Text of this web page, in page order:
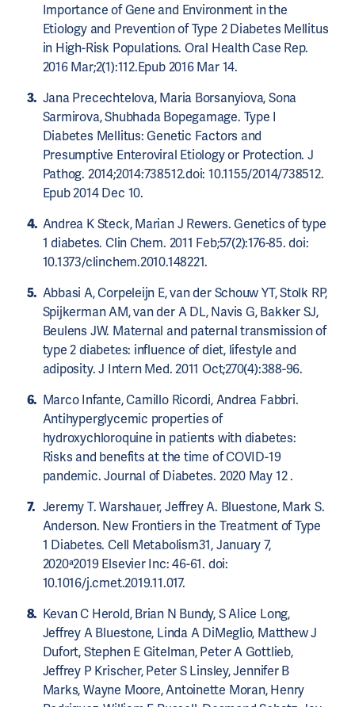
Importance of Gene and Environment in the
Etiology and Prevention of Type 2 Diabetes Mellitus
in High-Risk Populations. Oral Health Case Rep.
2016 Mar;2(1):112.Epub 2016 Mar 14.
Jana Precechtelova, Maria Borsanyiova, Sona
Sarmirova, Shubhada Bopegamage. Type I
Diabetes Mellitus: Genetic Factors and
Presumptive Enteroviral Etiology or Protection. J
Pathog. 2014;2014:738512.doi: 10.1155/2014/738512.
Epub 2014 Dec 10.
Andrea K Steck, Marian J Rewers. Genetics of type
1 diabetes. Clin Chem. 2011 Feb;57(2):176-85. doi:
10.1373/clinchem.2010.148221.
Abbasi A, Corpeleijn E, van der Schouw YT, Stolk RP,
Spijkerman AM, van der A DL, Navis G, Bakker SJ,
Beulens JW. Maternal and paternal transmission of
type 2 diabetes: influence of diet, lifestyle and
adiposity. J Intern Med. 2011 Oct;270(4):388-96.
Marco Infante, Camillo Ricordi, Andrea Fabbri.
Antihyperglycemic properties of
hydroxychloroquine in patients with diabetes:
Risks and benefits at the time of COVID-19
pandemic. Journal of Diabetes. 2020 May 12 .
Jeremy T. Warshauer, Jeffrey A. Bluestone, Mark S.
Anderson. New Frontiers in the Treatment of Type
1 Diabetes. Cell Metabolism31, January 7,
2020ª2019 Elsevier Inc: 46-61. doi:
10.1016/j.cmet.2019.11.017.
Kevan C Herold, Brian N Bundy, S Alice Long,
Jeffrey A Bluestone, Linda A DiMeglio, Matthew J
Dufort, Stephen E Gitelman, Peter A Gottlieb,
Jeffrey P Krischer, Peter S Linsley, Jennifer B
Marks, Wayne Moore, Antoinette Moran, Henry